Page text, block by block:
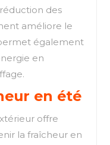
des
améliore le
également
en
en été
offre
la fraîcheur en